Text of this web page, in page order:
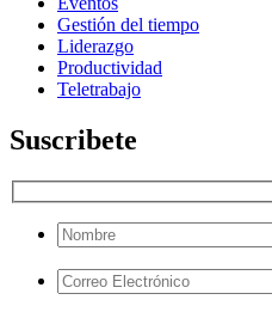
Gestión del tiempo
Liderazgo
Productividad
Teletrabajo
Suscribete
favor,